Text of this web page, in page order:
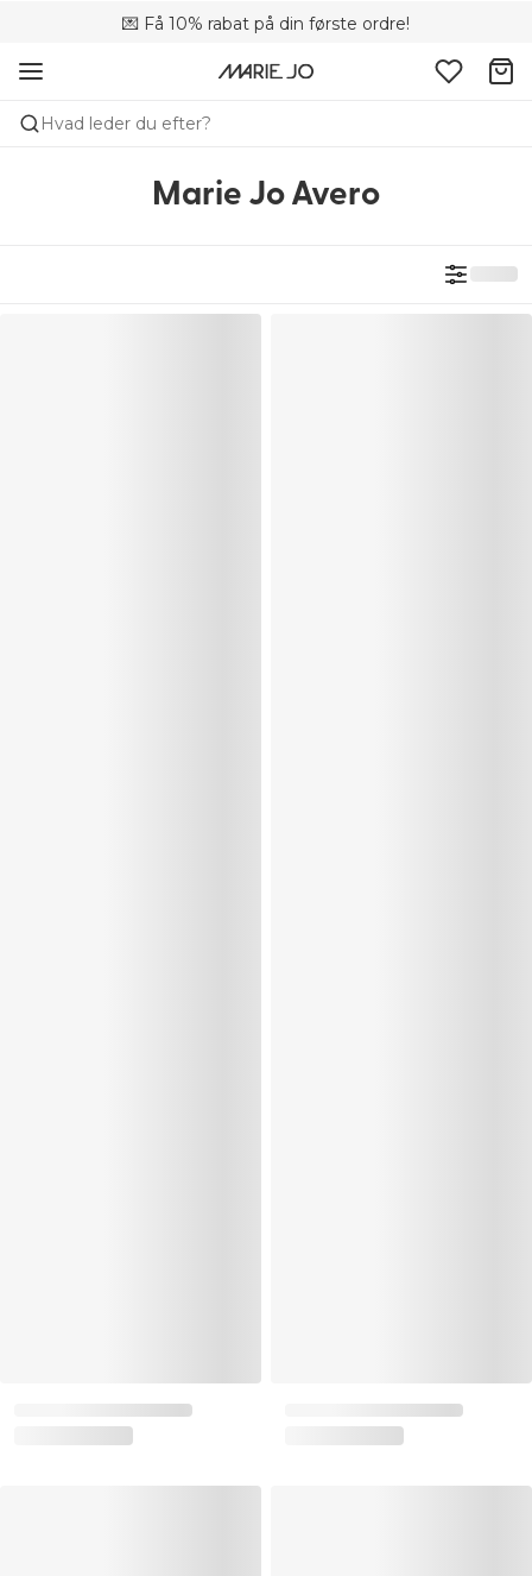
💌 Få 10% rabat på din første ordre!
🚚 Gratis levering over +699 kr.
📦 Fri returnering
Hvad leder du efter?
Marie Jo Avero